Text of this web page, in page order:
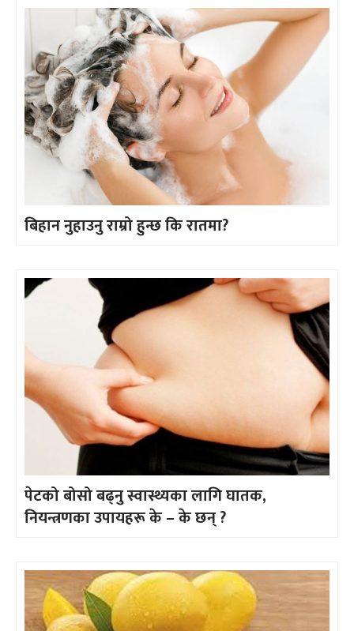
बिहान नुहाउनु राम्रो हुन्छ कि रातमा?
पेटको बोसो बढ्नु स्वास्थ्यका लागि घातक,
नियन्त्रणका उपायहरू के – के छन् ?